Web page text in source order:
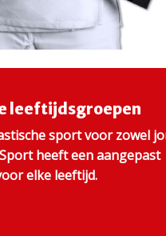
leeftijdsgroepen
sport voor zowel
Sport heeft een aangepast
elke leeftijd.